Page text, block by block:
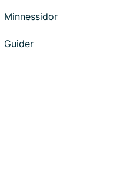
Minnessidor
Guider